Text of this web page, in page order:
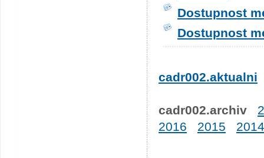
Dostupnost
Dostupnost
cadr002.aktualni
cadr002.archiv
2016
2015 2014